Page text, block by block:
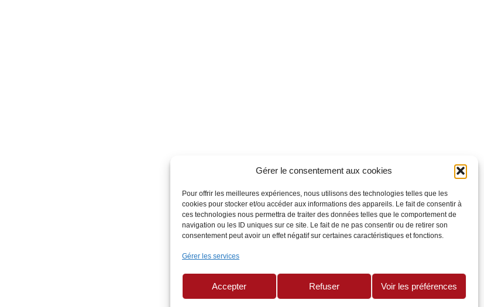
Gérer le consentement aux cookies
Pour offrir les meilleures expériences, nous utilisons des technologies telles que les
cookies pour stocker et/ou accéder aux informations des appareils. Le fait de consentir à
ces technologies nous permettra de traiter des données telles que le comportement de
navigation ou les ID uniques sur ce site. Le fait de ne pas consentir ou de retirer son
consentement peut avoir un effet négatif sur certaines caractéristiques et fonctions.
Gérer les services
Accepter Refuser Voir les préférences